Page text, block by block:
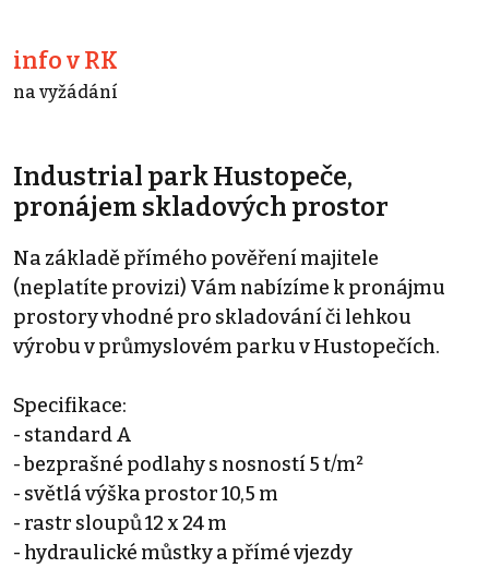
info v RK
na vyžádání
Industrial park Hustopeče,
pronájem skladových prostor
Na základě přímého pověření majitele
(neplatíte provizi) Vám nabízíme k pronájmu
prostory vhodné pro skladování či lehkou
výrobu v průmyslovém parku v Hustopečích.
Specifikace:
- standard A
- bezprašné podlahy s nosností 5 t/m²
- světlá výška prostor 10,5 m
- rastr sloupů 12 x 24 m
- hydraulické můstky a přímé vjezdy